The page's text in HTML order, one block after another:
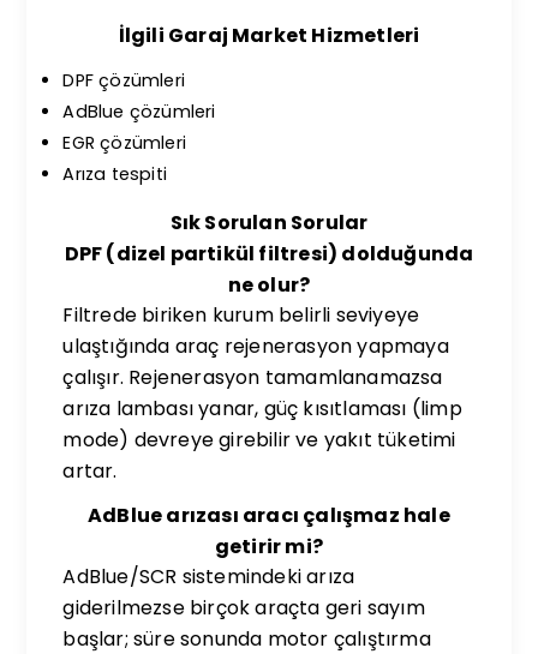
İlgili Garaj Market Hizmetleri
DPF çözümleri
AdBlue çözümleri
EGR çözümleri
Arıza tespiti
Sık Sorulan Sorular
DPF (dizel partikül filtresi) dolduğunda
ne olur?
Filtrede biriken kurum belirli seviyeye
ulaştığında araç rejenerasyon yapmaya
çalışır. Rejenerasyon tamamlanamazsa
arıza lambası yanar, güç kısıtlaması (limp
mode) devreye girebilir ve yakıt tüketimi
artar.
AdBlue arızası aracı çalışmaz hale
getirir mi?
AdBlue/SCR sistemindeki arıza
giderilmezse birçok araçta geri sayım
başlar; süre sonunda motor çalıştırma